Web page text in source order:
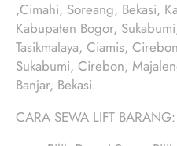
,Cimahi, Soreang, Bekasi,
Kabupaten Bogor,
Tasikmalaya, Ciamis,
Sukabumi, Cirebon,
Banjar, Bekasi.
CARA SEWA LIFT BARANG: